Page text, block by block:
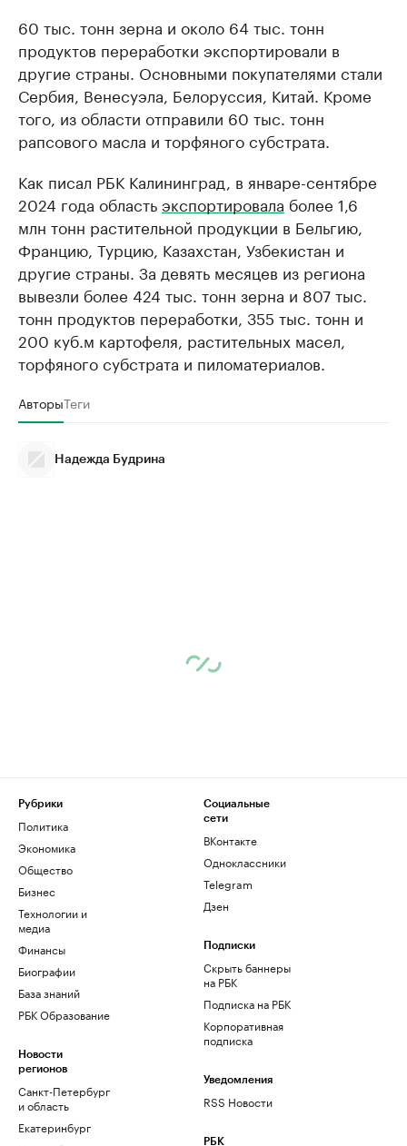
60 тыс. тонн зерна и около 64 тыс. тонн
продуктов переработки экспортировали в
другие страны. Основными покупателями стали
Сербия, Венесуэла, Белоруссия, Китай. Кроме
того, из области отправили 60 тыс. тонн
рапсового масла и торфяного субстрата.
Как писал РБК Калининград, в январе-сентябре
2024 года областьэкспортировала более 1,6
млн тонн растительной продукции в Бельгию,
Францию, Турцию, Казахстан, Узбекистан и
другие страны. За девять месяцев из региона
вывезли более 424 тыс. тонн зерна и 807 тыс.
тонн продуктов переработки, 355 тыс. тонн и
200 куб.м картофеля, растительных масел,
торфяного субстрата и пиломатериалов.
АвторыТеги
Надежда Будрина
Рубрики
Политика
Экономика
Общество
Бизнес
Технологии и
медиа
Финансы
Биографии
База знаний
РБК Образование
Новости
регионов
Санкт-Петербург
и область
Екатеринбург
Социальные
сети
ВКонтакте
Одноклассники
Telegram
Дзен
Подписки
Скрыть баннеры
на РБК
Подписка на РБК
Корпоративная
подписка
Уведомления
RSS Новости
РБК